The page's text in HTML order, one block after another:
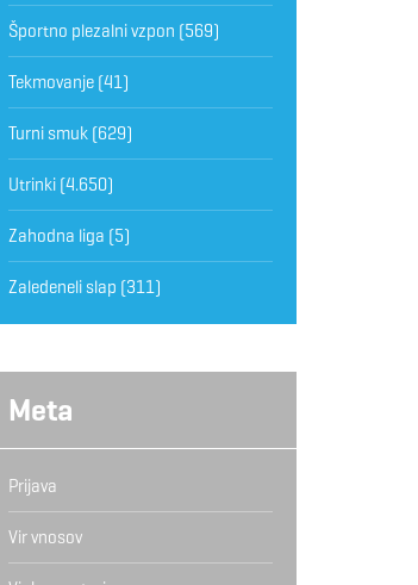
Športno plezalni vzpon (569)
Tekmovanje(41)
Turni smuk(629)
Utrinki(4.650)
Zahodna liga (5)
Zaledeneli slap (311)
Meta
Prijava
Vir vnosov